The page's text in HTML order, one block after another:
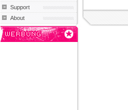
Support
About